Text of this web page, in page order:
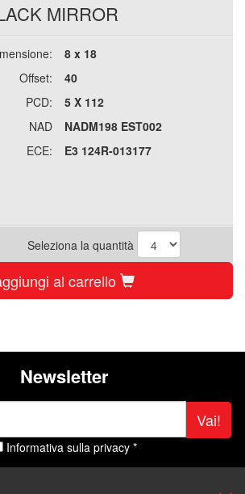
MIRROR
8 x 18
Offset:
40
PCD:
5 X 112
NAD
NADM198 EST002
ECE:
E3 124R-013177
Seleziona la quantità
al carrello
Newsletter
Vai!
Informativa sulla privacy *